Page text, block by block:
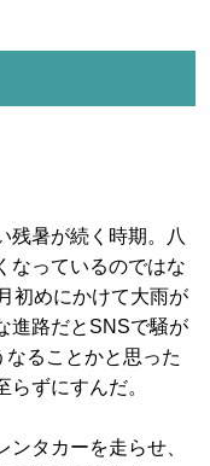
残暑が続く時期。八
なっているのではな
初めにかけて大雨が
進路だとSNSで騒が
なることかと思った
ずにすんだ。
タカーを走らせ、